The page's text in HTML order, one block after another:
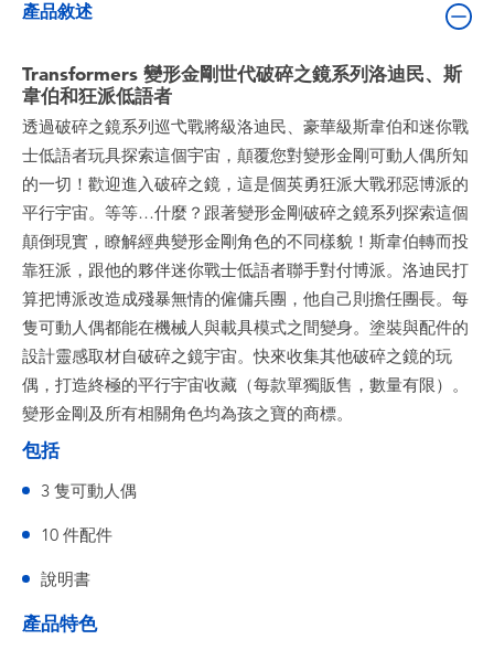
盲盒
角色收藏
生活雜貨
產品敘述
Transformers 變形金剛世代破碎之鏡系列洛迪民、斯
韋伯和狂派低語者
透過破碎之鏡系列巡弋戰將級洛迪民、豪華級斯韋伯和迷你戰
士低語者玩具探索這個宇宙，顛覆您對變形金剛可動人偶所知
的一切！歡迎進入破碎之鏡，這是個英勇狂派大戰邪惡博派的
平行宇宙。等等…什麼？跟著變形金剛破碎之鏡系列探索這個
顛倒現實，瞭解經典變形金剛角色的不同樣貌！斯韋伯轉而投
靠狂派，跟他的夥伴迷你戰士低語者聯手對付博派。洛迪民打
算把博派改造成殘暴無情的僱傭兵團，他自己則擔任團長。每
隻可動人偶都能在機械人與載具模式之間變身。塗裝與配件的
設計靈感取材自破碎之鏡宇宙。快來收集其他破碎之鏡的玩
偶，打造終極的平行宇宙收藏（每款單獨販售，數量有限）。
變形金剛及所有相關角色均為孩之寶的商標。
包括
3 隻可動人偶
10 件配件
說明書
產品特色